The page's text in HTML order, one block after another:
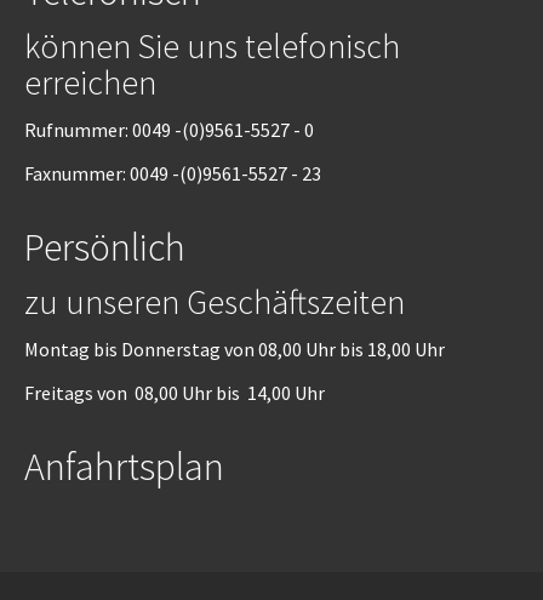
können Sie uns telefonisch
erreichen
Rufnummer: 0049 -(0)9561-5527 - 0
Faxnummer: 0049 -(0)9561-5527 - 23
Persönlich
zu unseren Geschäftszeiten
Montag bis Donnerstag von 08,00 Uhr bis 18,00 Uhr
Freitags von 08,00 Uhr bis 14,00 Uhr
Anfahrtsplan